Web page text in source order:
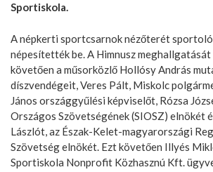
Sportiskola.
A népkerti sportcsarnok nézőterét
népesítették be. A Himnusz
követően a műsorközlő Hollósy András
díszvendégeit, Veres Pált, Miskolc
János országgyűlési képviselőt, Rózsa
Országos Szövetségének (SIOSZ) elnökét
Lászlót, az Észak-Kelet-magyarországi
Szövetség elnökét. Ezt követően Illyés
Sportiskola Nonprofit Közhasznú Kft.